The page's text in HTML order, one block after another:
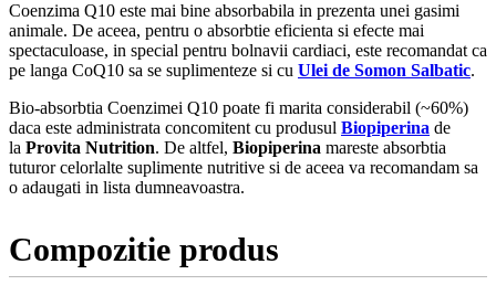
Coenzima Q10 este mai bine absorbabila in prezenta unei gasimi
animale. De aceea, pentru o absorbtie eficienta si efecte mai
spectaculoase, in special pentru bolnavii cardiaci, este recomandat ca
pe langa CoQ10 sa se suplimenteze si cu Ulei de Somon Salbatic.
Bio-absorbtia Coenzimei Q10 poate fi marita considerabil (~60%)
daca este administrata concomitent cu produsul Biopiperina de
la Provita Nutrition. De altfel, Biopiperina mareste absorbtia
tuturor celorlalte suplimente nutritive si de aceea va recomandam sa
o adaugati in lista dumneavoastra.
Compozitie produs